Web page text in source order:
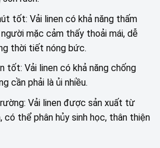
tốt: Vải linen có khả năng thấm
mặc cảm thấy thoải mái, dễ
thời tiết nóng bức.
tốt: Vải linen có khả năng chống
cần phải là ủi nhiều.
Vải linen được sản xuất từ
có thể phân hủy sinh học, thân thiện